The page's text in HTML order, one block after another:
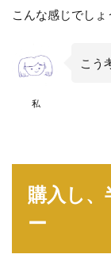
こんな感じでしょ
私
こう
購入し、
ー